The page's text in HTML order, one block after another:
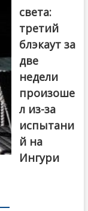
света:
третий
блэкаут за
две
недели
произоше
л из-за
испытани
й на
Ингури